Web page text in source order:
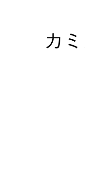
カ